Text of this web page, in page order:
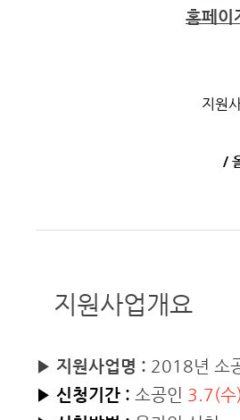
홈페이
지원
/
지원사업개요
▶ 지원사업명 : 2018년 소
▶ 신청기간 : 소공인 3.7(